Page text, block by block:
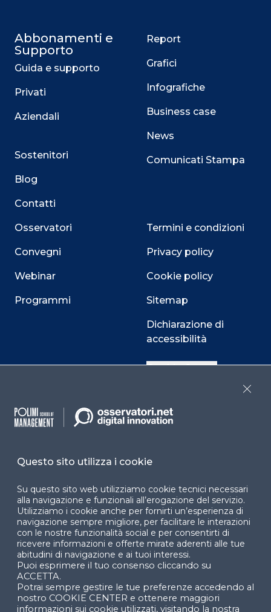
Abbonamenti e
Supporto
Guida e supporto
Privati
Aziendali
Sostenitori
Blog
Contatti
Osservatori
Convegni
Webinar
Programmi
Report
Grafici
Infografiche
Business case
News
Comunicati Stampa
Termini e condizioni
Privacy policy
Cookie policy
Sitemap
Dichiarazione di
accessibilità
Cookie Center
Facebook LinkedIn
© 2024 Copyright © Politecnico di Milano Dipartimento
di Ingegneria Gestionale
Questo sito utilizza i cookie
Su questo sito web utilizziamo cookie tecnici necessari
alla navigazione e funzionali all’erogazione del servizio.
Utilizziamo i cookie anche per fornirti un’esperienza di
navigazione sempre migliore, per facilitare le interazioni
con le nostre funzionalità social e per consentirti di
ricevere informazioni e offerte mirate aderenti alle tue
abitudini di navigazione e ai tuoi interessi.
Puoi esprimere il tuo consenso cliccando su
ACCETTA.
Potrai sempre gestire le tue preferenze accedendo al
nostro COOKIE CENTER e ottenere maggiori
informazioni sui cookie utilizzati, visitando la nostra